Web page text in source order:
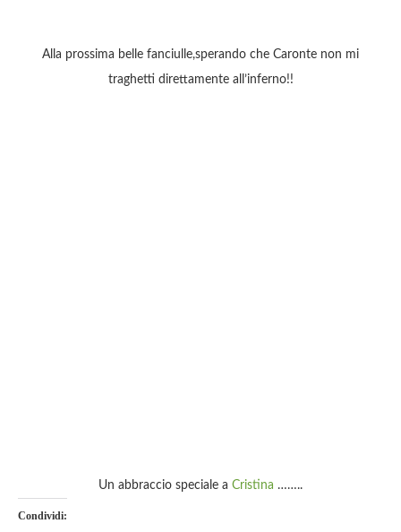
Alla prossima belle fanciulle,sperando che Caronte non mi
traghetti direttamente all’inferno!!
Un abbraccio speciale a Cristina ……..
Condividi: